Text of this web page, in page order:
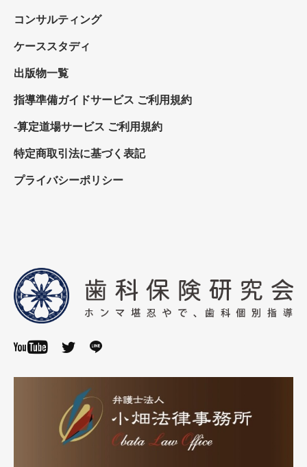
コンサルティング
ケーススタディ
出版物一覧
指導準備ガイドサービス ご利用規約
-算定道場サービス ご利用規約
特定商取引法に基づく表記
プライバシーポリシー